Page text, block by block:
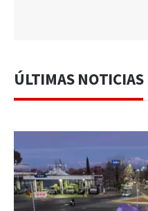
ÚLTIMAS NOTICIAS